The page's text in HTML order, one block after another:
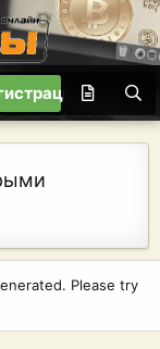
Please try